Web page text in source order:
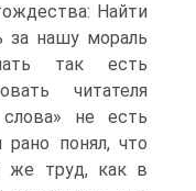
Найти
за нашу мораль
так есть
читателя
не есть
понял, что
же труд, как в